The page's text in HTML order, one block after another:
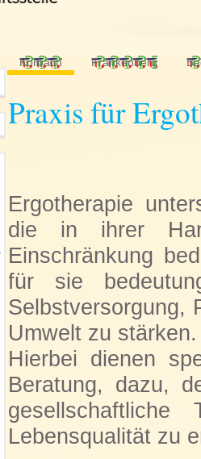
Korbach Frankenberg
Praxis für
Ergotherapie
die in ihrer
Einschränkung
für sie
Selbstversorgung,
Umwelt zu stärken.
Hierbei dienen
Beratung, dazu,
Lebensqualität zu